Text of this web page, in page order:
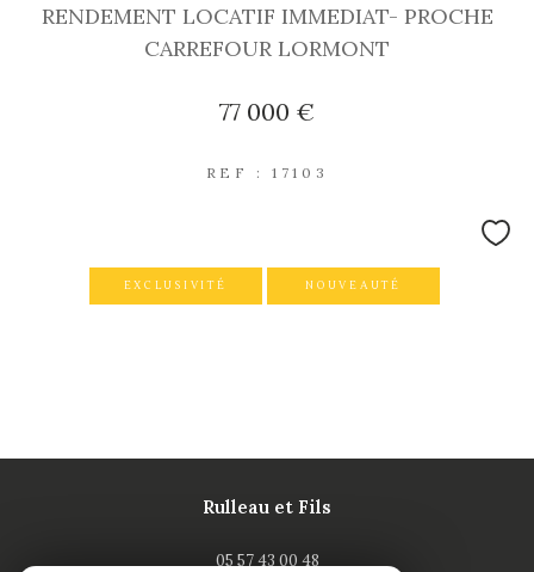
RENDEMENT LOCATIF IMMEDIAT- PROCHE
CARREFOUR LORMONT
77 000 €
REF : 17103
EXCLUSIVITÉ NOUVEAUTÉ
Rulleau et Fils
05 57 43 00 48